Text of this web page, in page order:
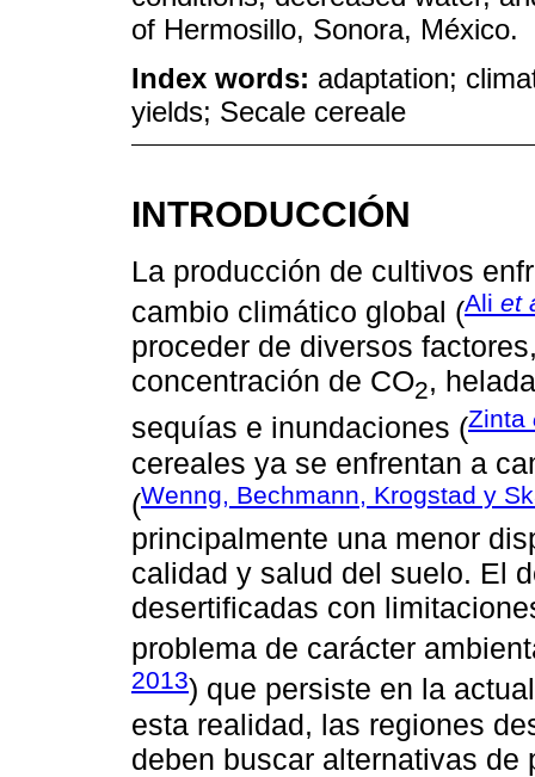
of Hermosillo, Sonora, México.
Index words: adaptation;
yields; Secale cereale
INTRODUCCIÓN
La producción de cultivos
cambio climático global (Ali et
proceder de diversos
concentración de CO2,
sequías e inundaciones (Zinta
cereales ya se enfrentan a
(Wenng, Bechmann, Krogstad y
principalmente una menor
calidad y salud del suelo. El
desertificadas con
problema de carácter
2013) que persiste en la
esta realidad, las regiones
deben buscar alternativas